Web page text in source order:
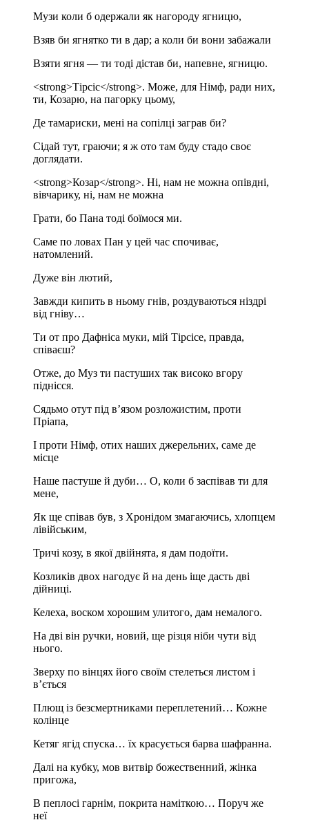
Музи коли б одержали як нагороду ягницю,
Взяв би ягнятко ти в дар; а коли би вони забажали
Взяти ягня — ти тоді дістав би, напевне, ягницю.
<strong>Тірсіс</strong>. Може, для Німф, ради них,
ти, Козарю, на пагорку цьому,
Де тамариски, мені на сопілці заграв би?
Сідай тут, граючи; я ж ото там буду стадо своє
доглядати.
<strong>Козар</strong>. Ні, нам не можна опівдні,
вівчарику, ні, нам не можна
Грати, бо Пана тоді боїмося ми.
Саме по ловах Пан у цей час спочиває,
натомлений.
Дуже він лютий,
Завжди кипить в ньому гнів, роздуваються ніздрі
від гніву…
Ти от про Дафніса муки, мій Тірсісе, правда,
співаєш?
Отже, до Муз ти пастуших так високо вгору
піднісся.
Сядьмо отут під в’язом розложистим, проти
Пріапа,
І проти Німф, отих наших джерельних, саме де
місце
Наше пастуше й дуби… О, коли б заспівав ти для
мене,
Як ще співав був, з Хронідом змагаючись, хлопцем
лівійським,
Тричі козу, в якої двійнята, я дам подоїти.
Козликів двох нагодує й на день іще дасть дві
дійниці.
Келеха, воском хорошим улитого, дам немалого.
На дві він ручки, новий, ще різця ніби чути від
нього.
Зверху по вінцях його своїм стелеться листом і
в’ється
Плющ із безсмертниками переплетений… Кожне
колінце
Кетяг ягід спуска… їх красується барва шафранна.
Далі на кубку, мов витвір божественний, жінка
пригожа,
В пеплосі гарнім, покрита наміткою… Поруч же
неї